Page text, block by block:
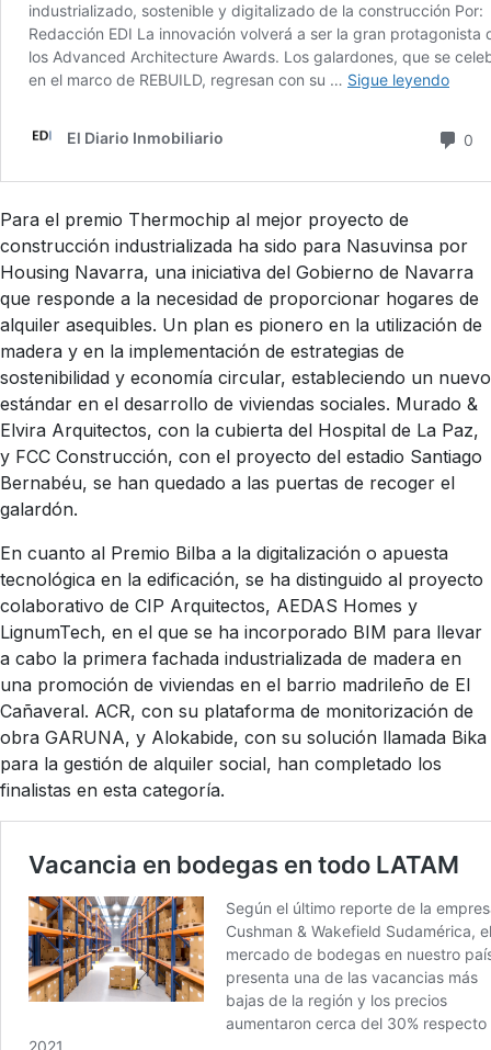
Para el premio Thermochip al mejor proyecto de
construcción industrializada ha sido para Nasuvinsa por
Housing Navarra, una iniciativa del Gobierno de Navarra
que responde a la necesidad de proporcionar hogares de
alquiler asequibles. Un plan es pionero en la utilización de
madera y en la implementación de estrategias de
sostenibilidad y economía circular, estableciendo un nuevo
estándar en el desarrollo de viviendas sociales. Murado &
Elvira Arquitectos, con la cubierta del Hospital de La Paz,
y FCC Construcción, con el proyecto del estadio Santiago
Bernabéu, se han quedado a las puertas de recoger el
galardón.
En cuanto al Premio Bilba a la digitalización o apuesta
tecnológica en la edificación, se ha distinguido al proyecto
colaborativo de CIP Arquitectos, AEDAS Homes y
LignumTech, en el que se ha incorporado BIM para llevar
a cabo la primera fachada industrializada de madera en
una promoción de viviendas en el barrio madrileño de El
Cañaveral. ACR, con su plataforma de monitorización de
obra GARUNA, y Alokabide, con su solución llamada Bika
para la gestión de alquiler social, han completado los
finalistas en esta categoría.